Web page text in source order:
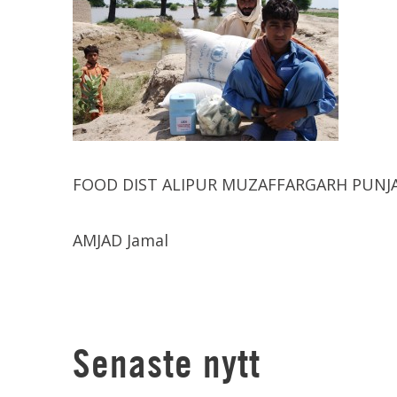
FOOD DIST ALIPUR MUZAFFARGARH
AMJAD Jamal
Senaste nytt